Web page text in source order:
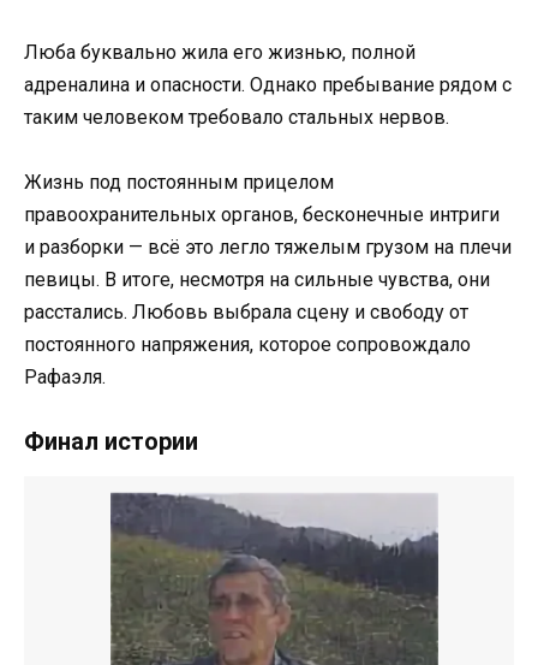
Люба буквально жила его жизнью, полной
адреналина и опасности. Однако пребывание рядом с
таким человеком требовало стальных нервов.
Жизнь под постоянным прицелом
правоохранительных органов, бесконечные интриги
и разборки — всё это легло тяжелым грузом на плечи
певицы. В итоге, несмотря на сильные чувства, они
расстались. Любовь выбрала сцену и свободу от
постоянного напряжения, которое сопровождало
Рафаэля.
Финал истории